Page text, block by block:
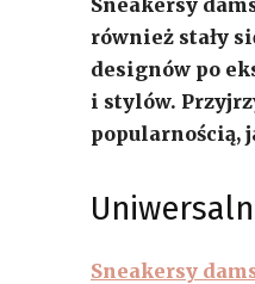
Sneakersy
również stały
designów po
i stylów.
popularnością,
Sneakersy